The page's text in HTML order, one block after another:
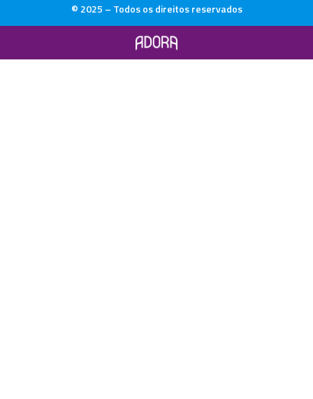
© 2025 – Todos os direitos reservados